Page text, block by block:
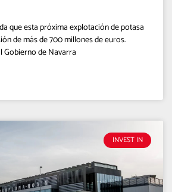
que esta próxima explotación de potasa
de más de 700 millones de euros.
Gobierno de Navarra
INVEST IN